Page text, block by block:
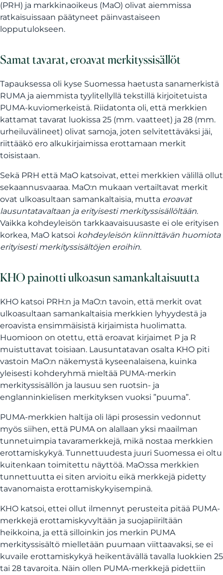
(PRH) ja markkinaoikeus (MaO) olivat aiemmissa
ratkaisuissaan päätyneet päinvastaiseen
lopputulokseen.
Samat tavarat, eroavat merkityssisällöt
Tapauksessa oli kyse Suomessa haetusta sanamerkistä
RUMA ja aiemmista tyylitellyllä tekstillä kirjoitetuista
PUMA-kuviomerkeistä. Riidatonta oli, että merkkien
kattamat tavarat luokissa 25 (mm. vaatteet) ja 28 (mm.
urheiluvälineet) olivat samoja, joten selvitettäväksi jäi,
riittääkö ero alkukirjaimissa erottamaan merkit
toisistaan.
Sekä PRH että MaO katsoivat, ettei merkkien välillä ollut
sekaannusvaaraa. MaO:n mukaan vertailtavat merkit
ovat ulkoasultaan samankaltaisia, mutta eroavat
lausuntatavaltaan ja erityisesti merkityssisällöltään.
Vaikka kohdeyleisön tarkkaavaisuusaste ei ole erityisen
korkea, MaO katsoi kohdeyleisön kiinnittävän huomiota
erityisesti merkityssisältöjen eroihin.
KHO painotti ulkoasun samankaltaisuutta
KHO katsoi PRH:n ja MaO:n tavoin, että merkit ovat
ulkoasultaan samankaltaisia merkkien lyhyydestä ja
eroavista ensimmäisistä kirjaimista huolimatta.
Huomioon on otettu, että eroavat kirjaimet P ja R
muistuttavat toisiaan. Lausuntatavan osalta KHO piti
vastoin MaO:n näkemystä kyseenalaisena, kuinka
yleisesti kohderyhmä mieltää PUMA-merkin
merkityssisällön ja lausuu sen ruotsin- ja
englanninkielisen merkityksen vuoksi ”puuma”.
PUMA-merkkien haltija oli läpi prosessin vedonnut
myös siihen, että PUMA on alallaan yksi maailman
tunnetuimpia tavaramerkkejä, mikä nostaa merkkien
erottamiskykyä. Tunnettuudesta juuri Suomessa ei oltu
kuitenkaan toimitettu näyttöä. MaO:ssa merkkien
tunnettuutta ei siten arvioitu eikä merkkejä pidetty
tavanomaista erottamiskykyisempinä.
KHO katsoi, ettei ollut ilmennyt perusteita pitää PUMA-
merkkejä erottamiskyvyltään ja suojapiiriltään
heikkoina, ja että silloinkin jos merkin PUMA
merkityssisältö mielletään puumaan viittaavaksi, se ei
kuvaile erottamiskykyä heikentävällä tavalla luokkien 25
tai 28 tavaroita. Näin ollen PUMA-merkkejä pidettiin